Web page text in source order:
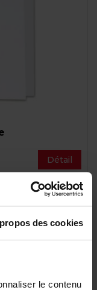
des cookies
le contenu
Détail